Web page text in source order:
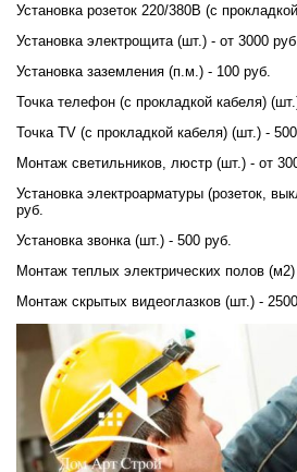
Установка розеток 220/380В (с
Установка электрощита (шт.) - от 3000
Установка заземления (п.м.) - 100 руб.
Точка телефон (с прокладкой кабеля)
Точка ТV (с прокладкой кабеля) (шт.) -
Монтаж светильников, люстр (шт.) - от
Установка электроарматуры (розеток,
руб.
Установка звонка (шт.) - 500 руб.
Монтаж теплых электрических полов
Монтаж скрытых видеоглазков (шт.) -